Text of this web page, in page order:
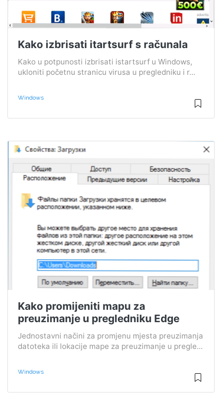
Kako izbrisati itartsurf s računala
Kako u potpunosti izbrisati istartsurf u Windows,
ukloniti početnu stranicu virusa u pregledniku i r...
Windows
Kako promijeniti mapu za
preuzimanje u pregledniku Edge
Jednostavni načini za promjenu mjesta preuzimanja
datoteka ili lokacije mape za preuzimanje u pregle...
Windows